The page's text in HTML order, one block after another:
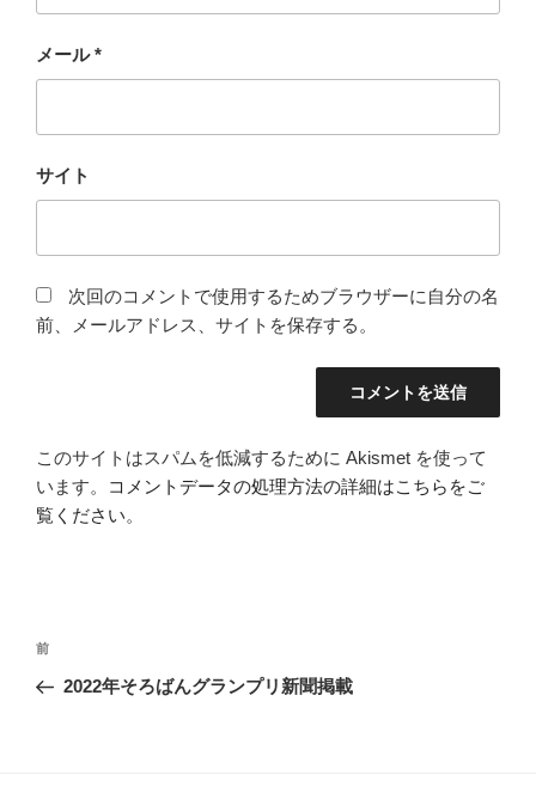
メール*
サイト
次回のコメントで使用するためブラウザーに自分の名
前、メールアドレス、サイトを保存する。
このサイトはスパムを低減するために Akismet を使って
います。
コメントデータの処理方法の詳細はこちらをご
覧ください。
投
ナ
過
去
前
2022年そろばんグランプリ新聞掲載